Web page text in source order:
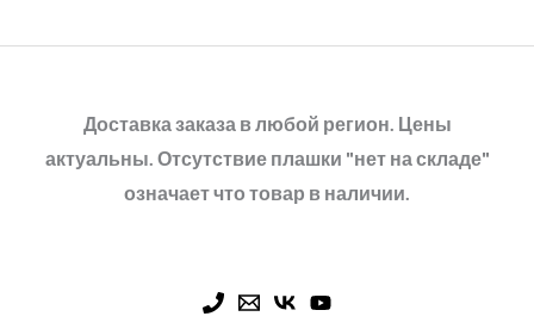
Доставка заказа в любой регион. Цены
актуальны. Отсутствие плашки "нет на складе"
означает что товар в наличии.